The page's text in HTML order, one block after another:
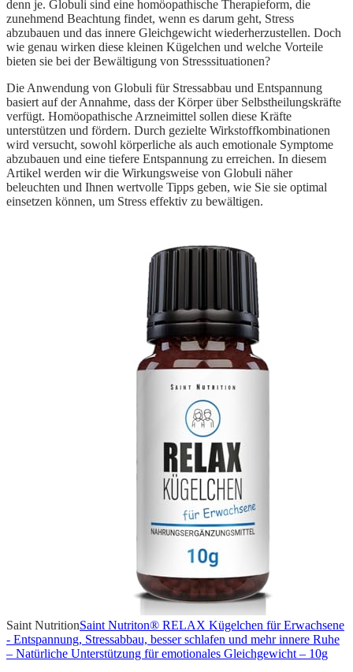
denn je. Globuli sind eine homöopathische Therapieform, die
zunehmend Beachtung findet, wenn es darum geht, Stress
abzubauen und das innere Gleichgewicht wiederherzustellen. Doch
wie genau wirken diese kleinen Kügelchen und welche Vorteile
bieten sie bei der Bewältigung von Stresssituationen?
Die Anwendung von Globuli für Stressabbau und Entspannung
basiert auf der Annahme, dass der Körper über Selbstheilungskräfte
verfügt. Homöopathische Arzneimittel sollen diese Kräfte
unterstützen und fördern. Durch gezielte Wirkstoffkombinationen
wird versucht, sowohl körperliche als auch emotionale Symptome
abzubauen und eine tiefere Entspannung zu erreichen. In diesem
Artikel werden wir die Wirkungsweise von Globuli näher
beleuchten und Ihnen wertvolle Tipps geben, wie Sie sie optimal
einsetzen können, um Stress effektiv zu bewältigen.
Saint NutritionSaint Nutriton® RELAX Kügelchen für Erwachsene
- Entspannung, Stressabbau, besser schlafen und mehr innere Ruhe
– Natürliche Unterstützung für emotionales Gleichgewicht – 10g